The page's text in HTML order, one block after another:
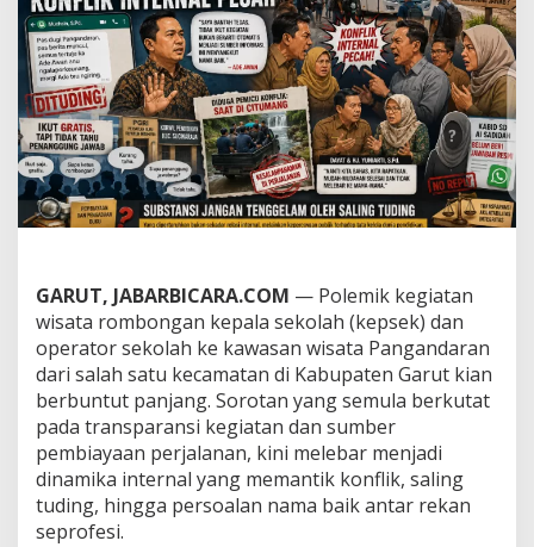
i
k
W
i
s
a
t
a
K
e
k
d
a
n
O
p
e
r
a
t
o
GARUT, JABARBICARA.COM — Polemik kegiatan
wisata rombongan kepala sekolah (kepsek) dan
operator sekolah ke kawasan wisata Pangandaran
dari salah satu kecamatan di Kabupaten Garut kian
berbuntut panjang. Sorotan yang semula berkutat
pada transparansi kegiatan dan sumber
pembiayaan perjalanan, kini melebar menjadi
dinamika internal yang memantik konflik, saling
tuding, hingga persoalan nama baik antar rekan
seprofesi.